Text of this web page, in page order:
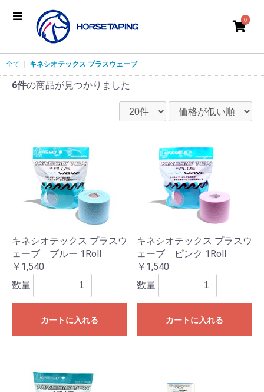
0
全て キネシオテックス プラスウェーブ
6件の商品が見つかりました
キネシオテックス プラスウ
ェーブ ブルー 1Roll
￥1,540
数量
カートに入れる
キネシオテックス プラスウ
ェーブ ピンク 1Roll
￥1,540
数量
カートに入れる